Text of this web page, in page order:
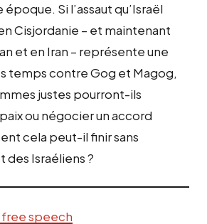
Si l’assaut qu’Israël
Cisjordanie – et maintenant
et en Iran – représente une
temps contre Gog et Magog,
justes pourront-ils
ou négocier un accord
cela peut-il finir sans
des Israéliens ?
speech